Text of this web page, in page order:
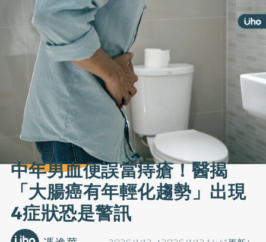
中年男血便誤當痔瘡！醫揭
「大腸癌有年輕化趨勢」出現
4症狀恐是警訊